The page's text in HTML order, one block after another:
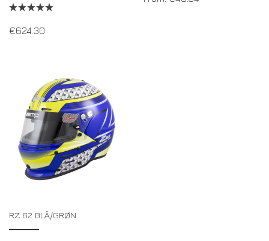
€624.30
RZ 62 BLÅ/GRØN